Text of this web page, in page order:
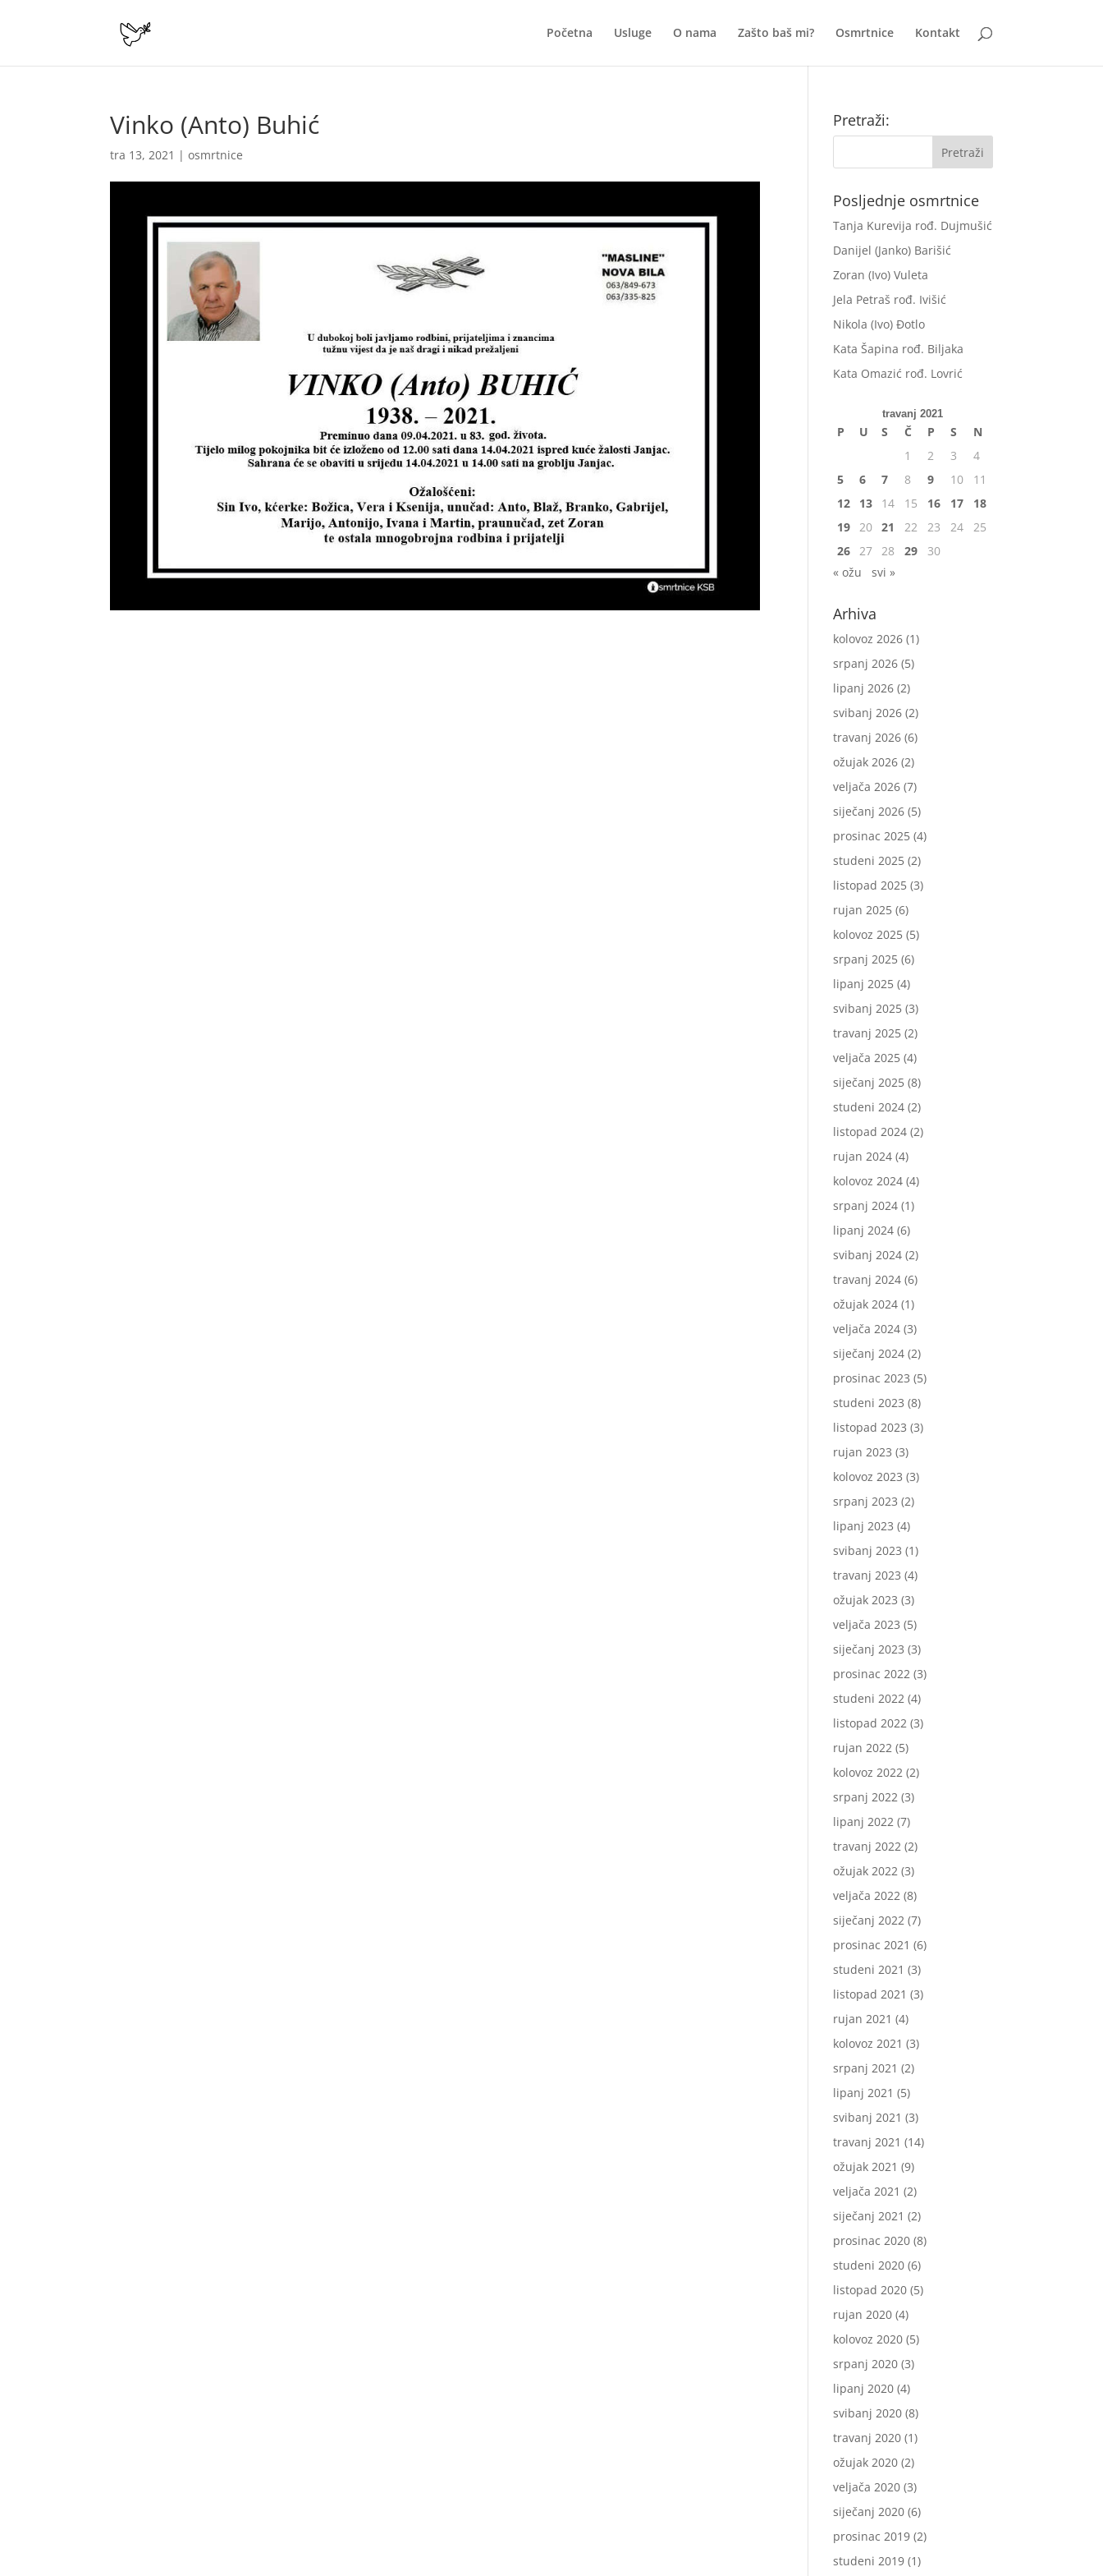
Početna Usluge O nama Zašto baš mi? Osmrtnice Kontakt
Vinko (Anto) Buhić
tra 13, 2021 |osmrtnice
Pretraži:
Posljednje osmrtnice
Tanja Kurevija rođ. Dujmušić
Danijel (Janko) Barišić
Zoran (Ivo) Vuleta
Jela Petraš rođ. Ivišić
Nikola (Ivo) Đotlo
Kata Šapina rođ. Biljaka
Kata Omazić rođ. Lovrić
travanj 2021
P U S Č P S
N
1
2 3
4
5
6 7 8 9 10
11
12
13 14 15 16 17
18
19 20 21 22 23 24
25
26 27 28 29
30
« ožu
svi »
Arhiva
kolovoz 2026 (1)
srpanj 2026 (5)
lipanj 2026 (2)
svibanj 2026 (2)
travanj 2026 (6)
ožujak 2026 (2)
veljača 2026 (7)
siječanj 2026 (5)
prosinac 2025 (4)
studeni 2025 (2)
listopad 2025 (3)
rujan 2025 (6)
kolovoz 2025 (5)
srpanj 2025 (6)
lipanj 2025 (4)
svibanj 2025 (3)
travanj 2025 (2)
veljača 2025 (4)
siječanj 2025 (8)
studeni 2024 (2)
listopad 2024 (2)
rujan 2024 (4)
kolovoz 2024 (4)
srpanj 2024 (1)
lipanj 2024 (6)
svibanj 2024 (2)
travanj 2024 (6)
ožujak 2024 (1)
veljača 2024 (3)
siječanj 2024 (2)
prosinac 2023 (5)
studeni 2023 (8)
listopad 2023 (3)
rujan 2023 (3)
kolovoz 2023 (3)
srpanj 2023 (2)
lipanj 2023 (4)
svibanj 2023 (1)
travanj 2023 (4)
ožujak 2023 (3)
veljača 2023 (5)
siječanj 2023 (3)
prosinac 2022 (3)
studeni 2022 (4)
listopad 2022 (3)
rujan 2022 (5)
kolovoz 2022 (2)
srpanj 2022 (3)
lipanj 2022 (7)
travanj 2022 (2)
ožujak 2022 (3)
veljača 2022 (8)
siječanj 2022 (7)
prosinac 2021 (6)
studeni 2021 (3)
listopad 2021 (3)
rujan 2021 (4)
kolovoz 2021 (3)
srpanj 2021 (2)
lipanj 2021 (5)
svibanj 2021 (3)
travanj 2021 (14)
ožujak 2021 (9)
veljača 2021 (2)
siječanj 2021 (2)
prosinac 2020 (8)
studeni 2020 (6)
listopad 2020 (5)
rujan 2020 (4)
kolovoz 2020 (5)
srpanj 2020 (3)
lipanj 2020 (4)
svibanj 2020 (8)
travanj 2020 (1)
ožujak 2020 (2)
veljača 2020 (3)
siječanj 2020 (6)
prosinac 2019 (2)
studeni 2019 (1)